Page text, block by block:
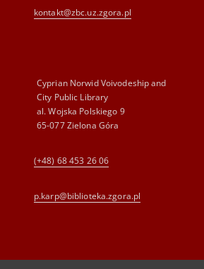
kontakt@zbc.uz.zgora.pl
Cyprian Norwid Voivodeship and
City Public Library
al. Wojska Polskiego 9
65-077 Zielona Góra
(+48) 68 453 26 06
p.karp@biblioteka.zgora.pl